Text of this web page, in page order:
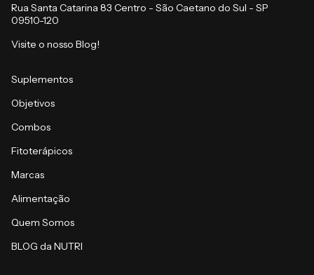
Rua Santa Catarina 83 Centro - São Caetano do Sul - SP
09510-120
Visite o nosso Blog!
Suplementos
Objetivos
Combos
Fitoterápicos
Marcas
Alimentação
Quem Somos
BLOG da NUTRI